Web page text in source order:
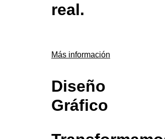
real.
Más información
Diseño
Gráfico